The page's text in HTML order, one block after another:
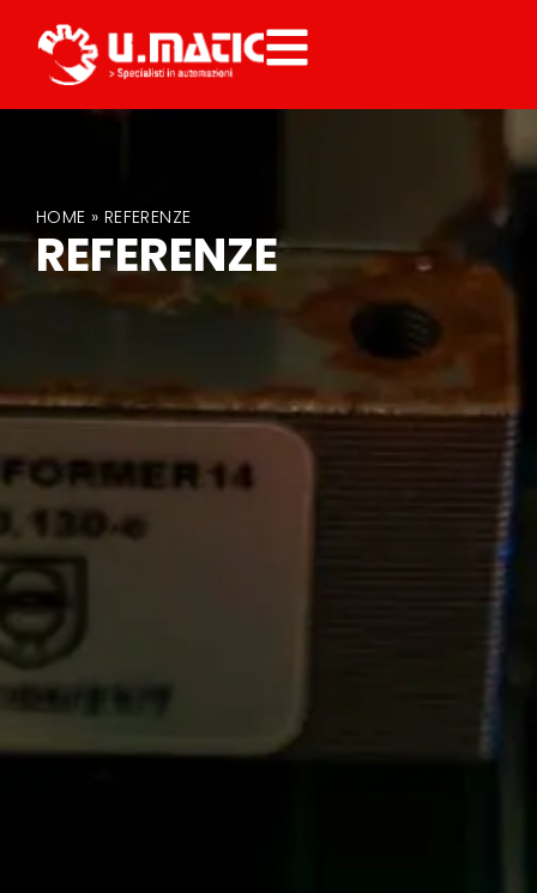
HOME » REFERENZE
REFERENZE